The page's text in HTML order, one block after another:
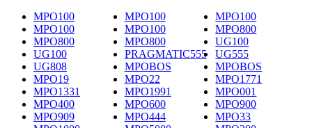
MPO100 MPO100
MPO100
MPO100
MPO100
MPO800
MPO800
MPO800
UG100
UG100
PRAGMATIC555
UG555
UG808
MPOBOS
MPOBOS
MPO19
MPO22
MPO1771
MPO1331
MPO1991
MPO001
MPO400
MPO600
MPO900
MPO909
MPO444
MPO33